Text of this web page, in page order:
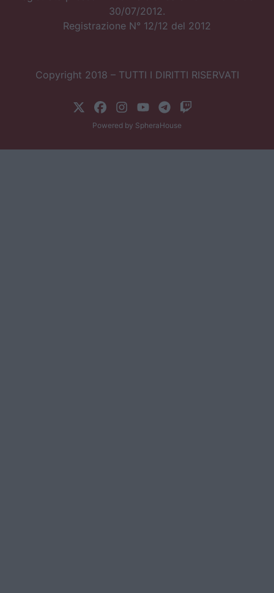
30/07/2012.
Registrazione N° 12/12 del 2012
Copyright 2018 – TUTTI I DIRITTI RISERVATI
Powered by SpheraHouse